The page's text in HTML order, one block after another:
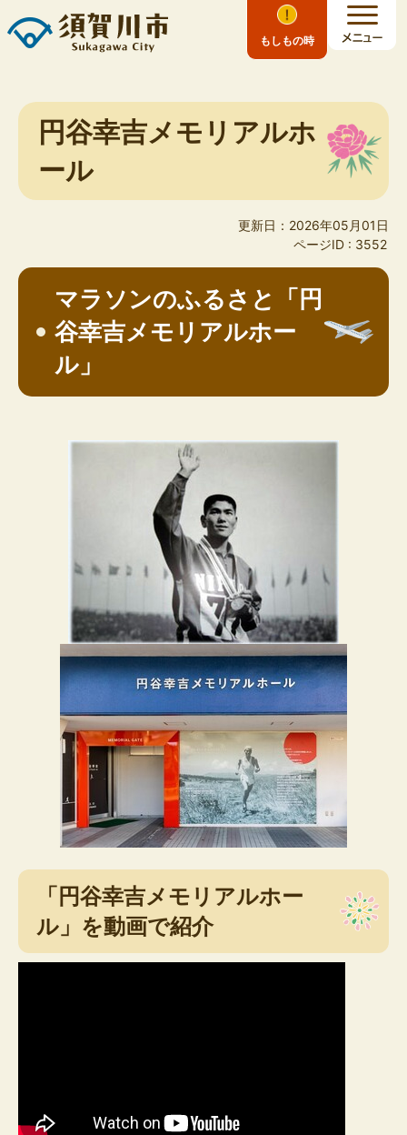
もしもの時
円谷幸吉メモリアルホ
ール
更新日：2026年05月01日
ページID : 3552
マラソンのふるさと「円
谷幸吉メモリアルホー
ル」
「円谷幸吉メモリアルホー
ル」を動画で紹介